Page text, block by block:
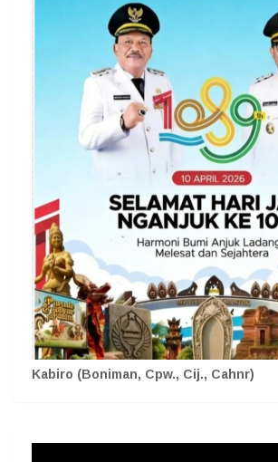
Kabiro (Boniman, Cpw., Cij., Cahnr)